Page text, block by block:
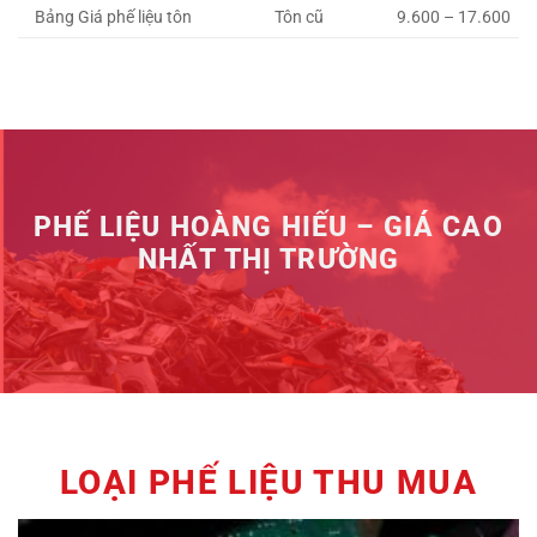
Bảng Giá phế liệu tôn Tôn cũ 9.600 – 17.600
PHẾ LIỆU HOÀNG HIẾU – GIÁ CAO
NHẤT THỊ TRƯỜNG
LOẠI PHẾ LIỆU THU MUA